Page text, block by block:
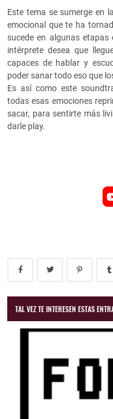
Este tema se sumerge en
emocional que te ha
sucede en algunas etapas
intérprete desea que
capaces de hablar y
poder sanar todo eso que
Es así como este
todas esas emociones
sacar, para sentirte más
darle play.
TAL VEZ TE INTERESEN ESTAS